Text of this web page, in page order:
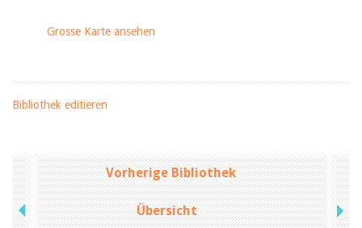
Grosse Karte ansehen
Bibliothek editieren
Vorherige Bibliothek
Übersicht